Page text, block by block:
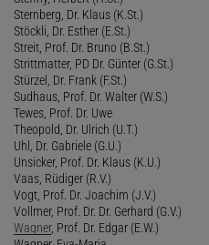
Sternberg, Dr. Klaus (K.St.)
Stöckli, Dr. Esther (E.St.)
Streit, Prof. Dr. Bruno (B.St.)
Strittmatter, PD Dr. Günter (G.St.)
Stürzel, Dr. Frank (F.St.)
Sudhaus, Prof. Dr. Walter (W.S.)
Tewes, Prof. Dr. Uwe
Theopold, Dr. Ulrich (U.T.)
Uhl, Dr. Gabriele (G.U.)
Unsicker, Prof. Dr. Klaus (K.U.)
Vaas, Rüdiger (R.V.)
Vogt, Prof. Dr. Joachim (J.V.)
Vollmer, Prof. Dr. Dr. Gerhard (G.V.)
Wagner, Prof. Dr. Edgar (E.W.)